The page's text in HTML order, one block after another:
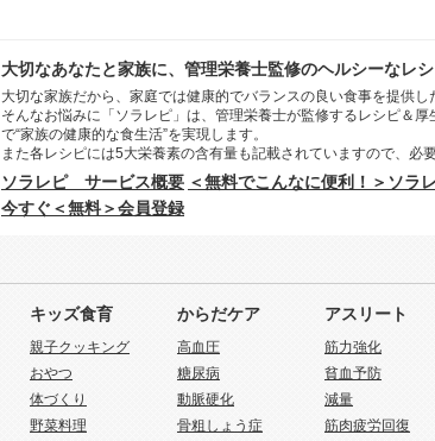
大切なあなたと家族に、管理栄養士監修のヘルシーなレ
大切な家族だから、家庭では健康的でバランスの良い食事を提供
そんなお悩みに「ソラレピ」は、管理栄養士が監修するレシピ＆
で“家族の健康的な食生活”を実現します。
また各レシピには5大栄養素の含有量も記載されていますので、必
ソラレピ サービス概要 ＜無料でこんなに便利！＞ソラ
今すぐ＜無料＞会員登録
キッズ食育
親子クッキング
おやつ
体づくり
野菜料理
からだケア
高血圧
糖尿病
動脈硬化
骨粗しょう症
アスリート
筋力強化
貧血予防
減量
筋肉疲労回復